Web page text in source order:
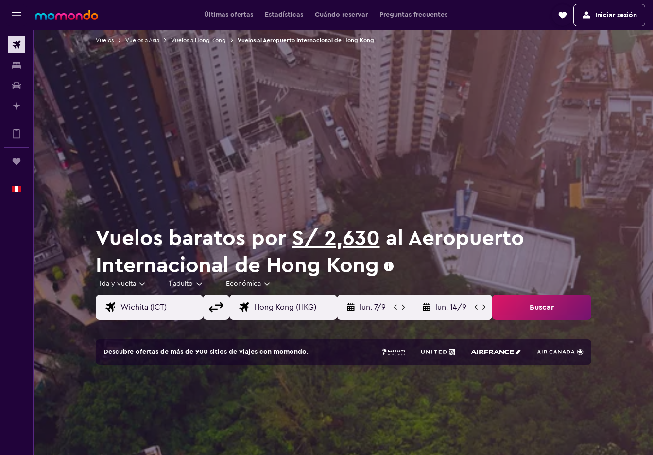
Últimas ofertas Estadísticas Cuándo reservar Preguntas frecuentes Iniciar sesión
Alojamientos
Autos
Planifica con IA
Muchos más beneficios en la app
Trips
Español
Vuelos Vuelos a Asia Vuelos a Hong Kong Vuelos al Aeropuerto Internacional de Hong Kong
Vuelos baratos porS/ 2,630 al Aeropuerto
Internacional de Hong Kong
Ida y vuelta 1 adulto Económica
lun. 7/9 lun. 14/9 Buscar
Descubre ofertas de más de 900 sitios de viajes con momondo.